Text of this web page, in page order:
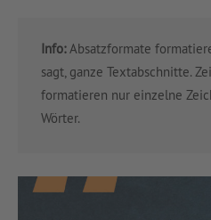
Info:Absatzformate
sagt, ganze Textabschnitte.
formatieren nur einzelne
Wörter.